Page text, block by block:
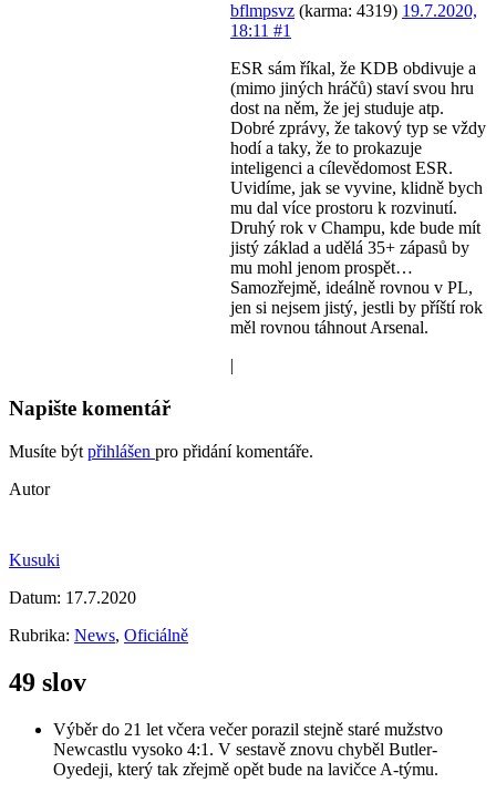
bflmpsvz (karma: 4319) 19.7.2020,
18:11 #1
ESR sám říkal, že KDB obdivuje a
(mimo jiných hráčů) staví svou hru
dost na něm, že jej studuje atp.
Dobré zprávy, že takový typ se vždy
hodí a taky, že to prokazuje
inteligenci a cílevědomost ESR.
Uvidíme, jak se vyvine, klidně bych
mu dal více prostoru k rozvinutí.
Druhý rok v Champu, kde bude mít
jistý základ a udělá 35+ zápasů by
mu mohl jenom prospět…
Samozřejmě, ideálně rovnou v PL,
jen si nejsem jistý, jestli by příští rok
měl rovnou táhnout Arsenal.
|
Napište komentář
Musíte být přihlášen pro přidání komentáře.
Autor
Kusuki
Datum: 17.7.2020
Rubrika: News, Oficiálně
49 slov
Výběr do 21 let včera večer porazil stejně staré mužstvo
Newcastlu vysoko 4:1. V sestavě znovu chyběl Butler-
Oyedeji, který tak zřejmě opět bude na lavičce A-týmu.